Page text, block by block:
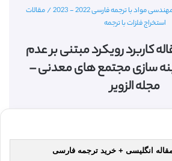
مواد با ترجمه فارسی 2022 - 2023 /مقالات
استخراج فلزات با ترجمه
کاربرد رویکرد مبتنی بر عدم
سازی مجتمع های معدنی –
مجله الزویر
مقاله انگلیسی + خرید ترجمه فارسی